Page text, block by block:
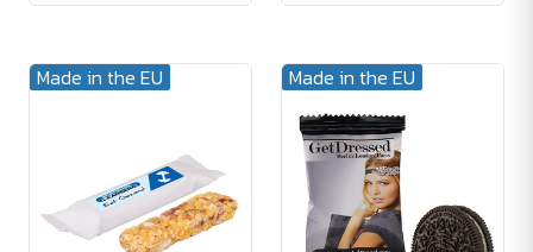
Made in the EU Made in the EU